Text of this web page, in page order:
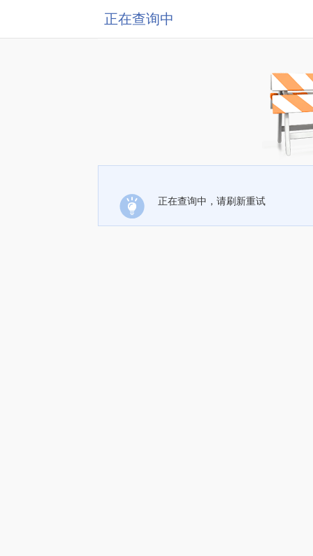
正在查询中
正在查询中，请刷新重试